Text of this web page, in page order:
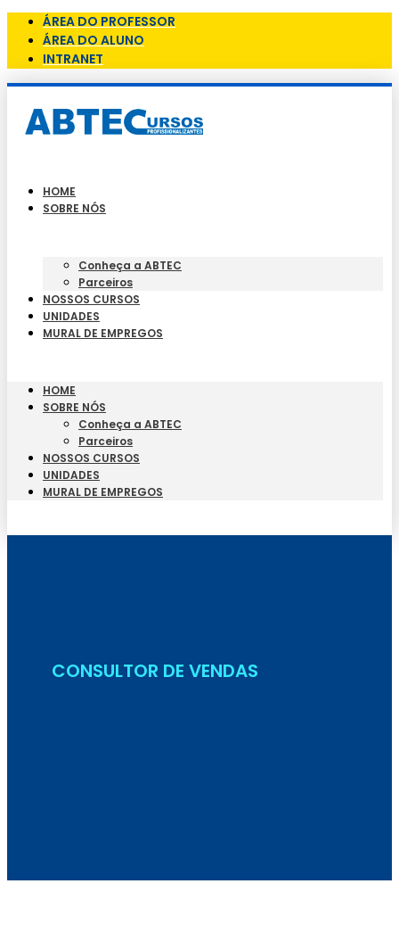
ÁREA DO PROFESSOR
ÁREA DO ALUNO
INTRANET
HOME
SOBRE NÓS
Conheça a ABTEC
Parceiros
NOSSOS CURSOS
UNIDADES
MURAL DE EMPREGOS
HOME
SOBRE NÓS
Conheça a ABTEC
Parceiros
NOSSOS CURSOS
UNIDADES
MURAL DE EMPREGOS
CONSULTOR DE VENDAS